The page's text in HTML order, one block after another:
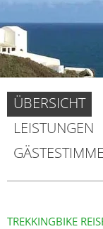
ÜBERSICHT
LEISTUNGEN
TREKKINGBIKE